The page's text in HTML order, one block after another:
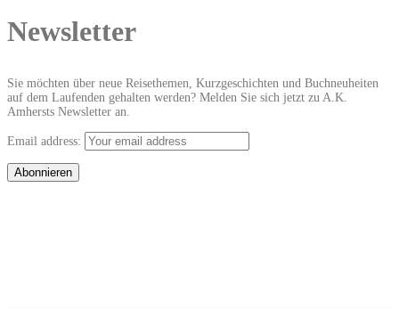
Newsletter
Sie möchten über neue Reisethemen, Kurzgeschichten und Buchneuheiten
auf dem Laufenden gehalten werden? Melden Sie sich jetzt zu A.K.
Amhersts Newsletter an.
Email address: